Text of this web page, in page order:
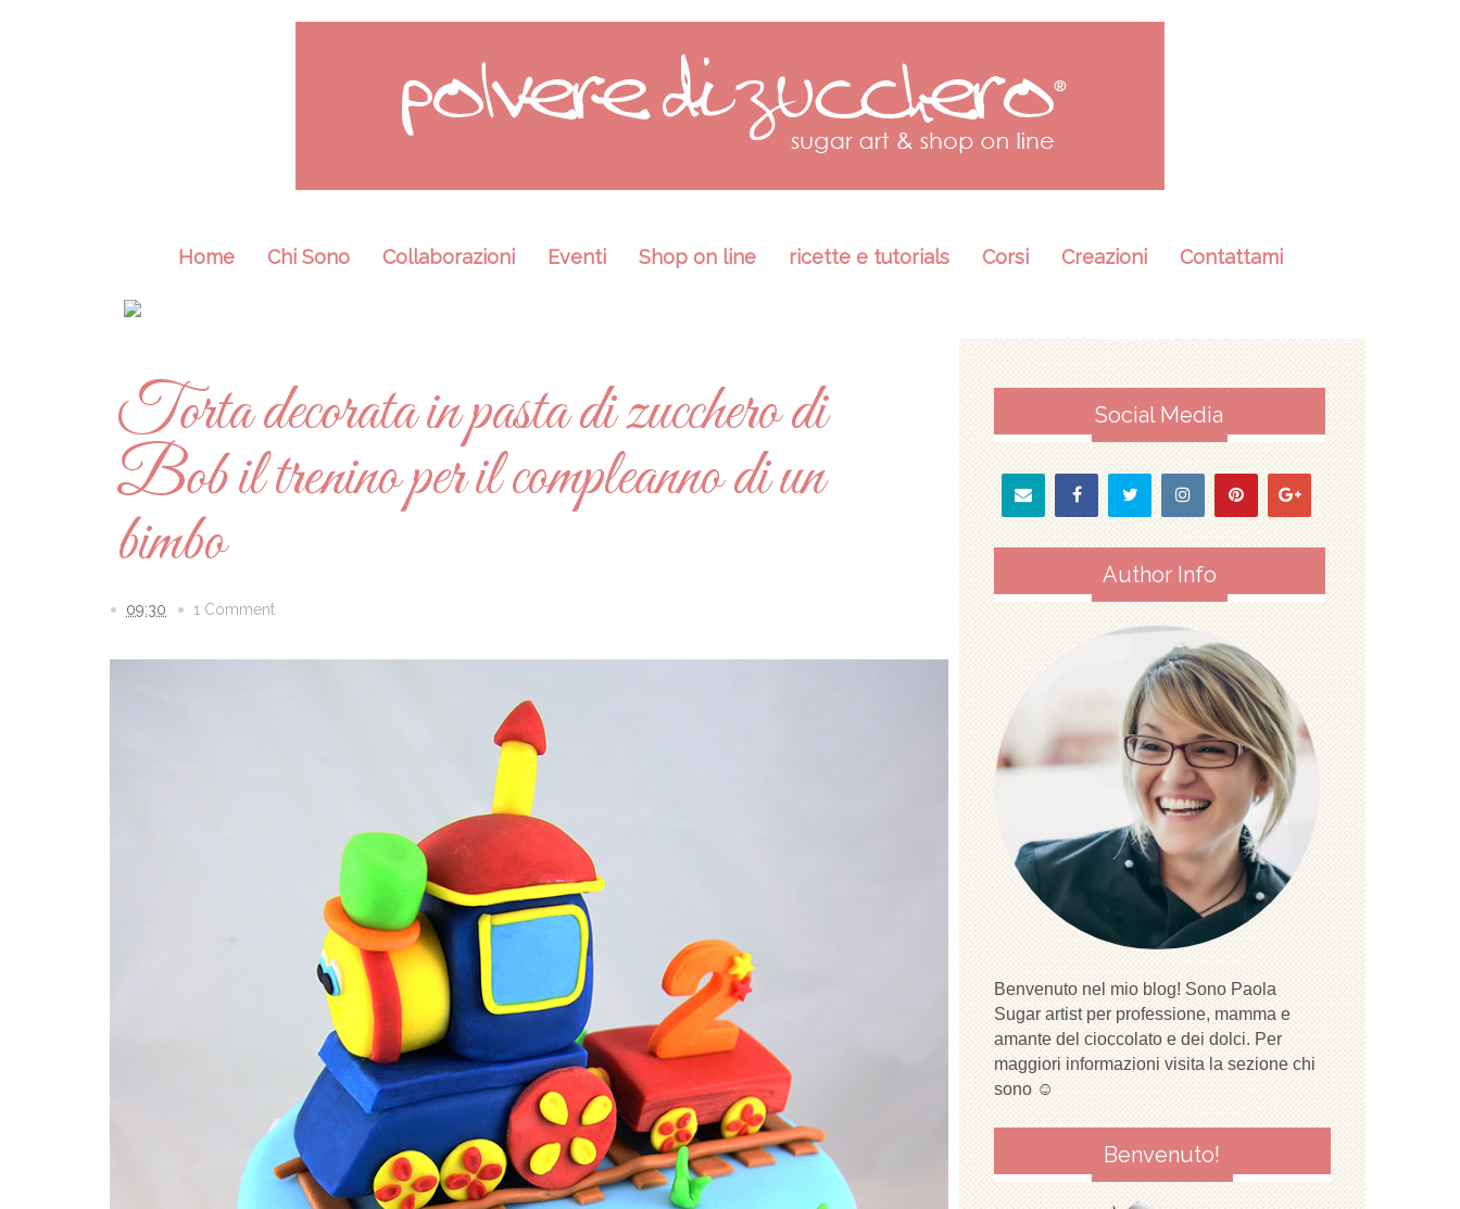
Home Chi Sono Collaborazioni Eventi Shop on line ricette e tutorials Corsi Creazioni Contattami
Torta decorata in pasta di zucchero di
Bob il trenino per il compleanno di un
bimbo
09:30 1 Comment
Social Media
Author Info
Benvenuto nel mio blog! Sono Paola
Sugar artist per professione, mamma e
amante del cioccolato e dei dolci. Per
maggiori informazioni visita la sezione chi
sono ☺
Benvenuto!